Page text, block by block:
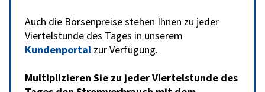
Auch die Börsenpreise stehen Ihnen zu jeder
Viertelstunde des Tages in unserem
Kundenportal zur Verfügung.
Multiplizieren Sie zu jeder Viertelstunde des